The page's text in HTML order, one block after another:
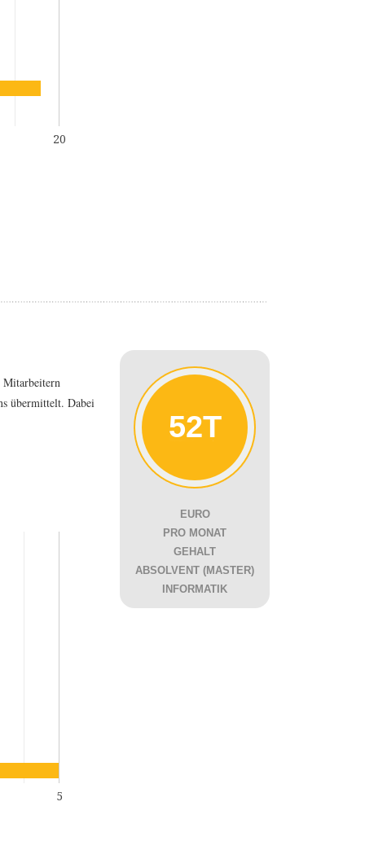
20
Mitarbeitern
übermittelt. Dabei
5
52T
EURO
PRO MONAT
GEHALT
ABSOLVENT (MASTER)
INFORMATIK